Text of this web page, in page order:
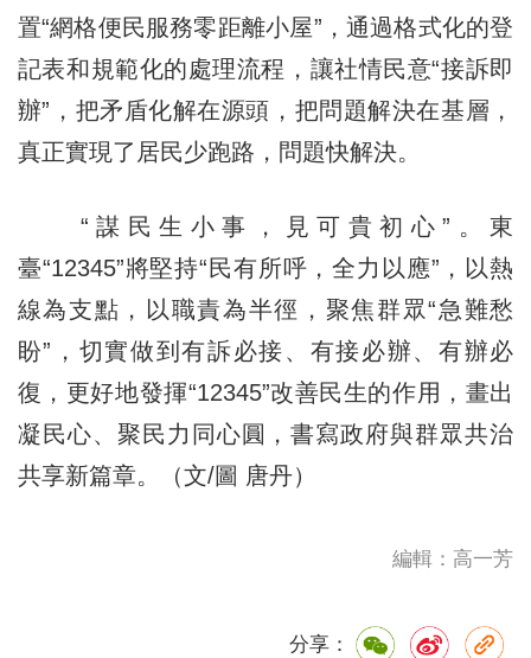
置“網格便民服務零距離小屋”，通過格式化的登
記表和規範化的處理流程，讓社情民意“接訴即
辦”，把矛盾化解在源頭，把問題解決在基層，
真正實現了居民少跑路，問題快解決。
“謀民生小事，見可貴初心”。東
臺“12345”將堅持“民有所呼，全力以應”，以熱
線為支點，以職責為半徑，聚焦群眾“急難愁
盼”，切實做到有訴必接、有接必辦、有辦必
復，更好地發揮“12345”改善民生的作用，畫出
凝民心、聚民力同心圓，書寫政府與群眾共治
共享新篇章。（文/圖 唐丹）
編輯：高一芳
分享：